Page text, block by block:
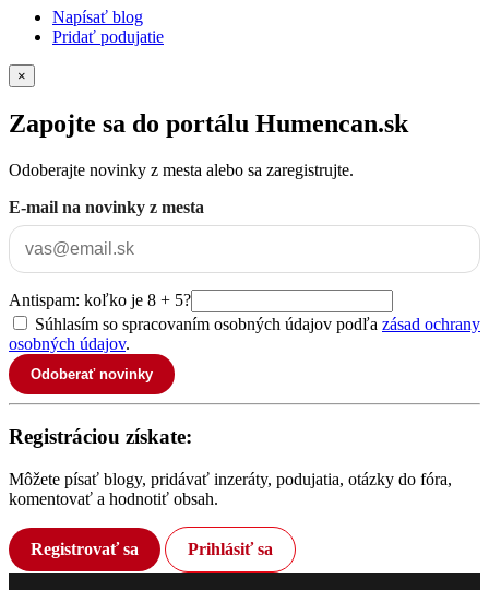
Napísať blog
Pridať podujatie
×
Zapojte sa do portálu Humencan.sk
Odoberajte novinky z mesta alebo sa zaregistrujte.
E-mail na novinky z mesta
Antispam: koľko je 8 + 5?
Súhlasím so spracovaním osobných údajov podľa zásad ochrany
osobných údajov.
Odoberať novinky
Registráciou získate:
Môžete písať blogy, pridávať inzeráty, podujatia, otázky do fóra,
komentovať a hodnotiť obsah.
Registrovať sa Prihlásiť sa